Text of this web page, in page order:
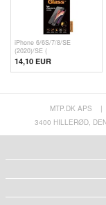
iPhone 6/6S/7/8/SE
(2020)/SE (
14,10 EUR
MTP.DK APS |
3400 HILLERØD,